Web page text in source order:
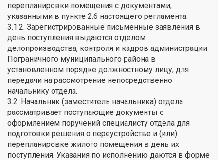
перепланировки помещения с документами,
указанными в пункте 2.6 настоящего регламента.
3.1.2. Зарегистрированные письменные заявления в
день поступления выдаются отделом
делопроизводства, контроля и кадров администрации
Пограничного муниципального района в
установленном порядке должностному лицу, для
передачи на рассмотрение непосредственно
начальнику отдела.
3.2. Начальник (заместитель начальника) отдела
рассматривает поступающие документы с
оформлением поручений специалисту отдела для
подготовки решения о переустройстве и (или)
перепланировке жилого помещения в день их
поступления. Указания по исполнению даются в форме